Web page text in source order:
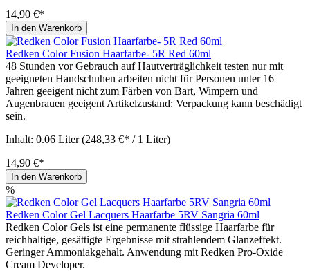
14,90 €*
In den Warenkorb
Redken Color Fusion Haarfarbe- 5R Red 60ml
48 Stunden vor Gebrauch auf Hautverträglichkeit testen nur mit
geeigneten Handschuhen arbeiten nicht für Personen unter 16
Jahren geeigent nicht zum Färben von Bart, Wimpern und
Augenbrauen geeigent Artikelzustand: Verpackung kann beschädigt
sein.
Inhalt: 0.06 Liter(248,33 €* / 1 Liter)
14,90 €*
In den Warenkorb
%
Redken Color Gel Lacquers Haarfarbe 5RV Sangria 60ml
Redken Color Gels ist eine permanente flüssige Haarfarbe für
reichhaltige, gesättigte Ergebnisse mit strahlendem Glanzeffekt.
Geringer Ammoniakgehalt. Anwendung mit Redken Pro-Oxide
Cream Developer.